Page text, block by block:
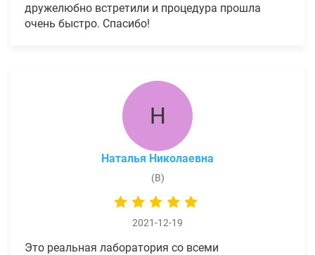
дружелюбно встретили и процедура прошла
очень быстро. Спасибо!
Н
Наталья Николаевна
(В)
2021-12-19
Это реальная лаборатория со всеми